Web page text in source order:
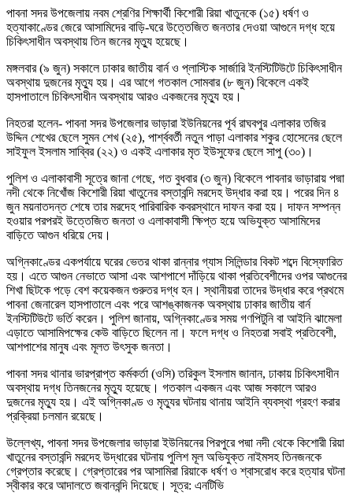
পাবনা সদর উপজেলায় নবম শ্রেণির শিক্ষার্থী কিশোরী রিয়া খাতুনকে (১৫) ধর্ষণ ও
হত্যাকাণ্ডের জেরে আসামিদের বাড়ি-ঘরে উত্তেজিত জনতার দেওয়া আগুনে দগ্ধ হয়ে
চিকিৎসাধীন অবস্থায় তিন জনের মৃত্যু হয়েছে।
মঙ্গলবার (৯ জুন) সকালে ঢাকার জাতীয় বার্ন ও প্লাস্টিক সার্জারি ইনস্টিটিউটে চিকিৎসাধীন
অবস্থায় দুজনের মৃত্যু হয়। এর আগে গতকাল সোমবার (৮ জুন) বিকেলে একই
হাসপাতালে চিকিৎসাধীন অবস্থায় আরও একজনের মৃত্যু হয়।
নিহতরা হলেন- পাবনা সদর উপজেলার ভাড়ারা ইউনিয়নের পূর্ব রাঘবপুর এলাকার তজির
উদ্দিন শেখের ছেলে সুমন শেখ (২৫), পার্শ্ববর্তী নতুন পাড়া এলাকার শকুর হোসেনের ছেলে
সাইফুল ইসলাম সাব্বির (২২) ও একই এলাকার মৃত ইউসুফের ছেলে সাপু (৩০)।
পুলিশ ও এলাকাবাসী সূত্রে জানা গেছে, গত বুধবার (৩ জুন) বিকেলে পাবনার ভাড়ারায় পদ্মা
নদী থেকে নিখোঁজ কিশোরী রিয়া খাতুনের বস্তাবন্দি মরদেহ উদ্ধার করা হয়। পরের দিন ৪
জুন ময়নাতদন্ত শেষে তার মরদেহ পারিবারিক কবরস্থানে দাফন করা হয়। দাফন সম্পন্ন
হওয়ার পরপরই উত্তেজিত জনতা ও এলাকাবাসী ক্ষিপ্ত হয়ে অভিযুক্ত আসামিদের
বাড়িতে আগুন ধরিয়ে দেয়।
অগ্নিকাণ্ডের একপর্যায়ে ঘরের ভেতর থাকা রান্নার গ্যাস সিলিন্ডার বিকট শব্দে বিস্ফোরিত
হয়। এতে আগুন নেভাতে আসা এবং আশপাশে দাঁড়িয়ে থাকা প্রতিবেশীদের ওপর আগুনের
শিখা ছিটকে পড়ে বেশ কয়েকজন গুরুতর দগ্ধ হন। স্থানীয়রা তাদের উদ্ধার করে প্রথমে
পাবনা জেনারেল হাসপাতালে এবং পরে আশঙ্কাজনক অবস্থায় ঢাকার জাতীয় বার্ন
ইনস্টিটিউটে ভর্তি করেন। পুলিশ জানায়, অগ্নিকাণ্ডের সময় গণপিটুনি বা আইনি ঝামেলা
এড়াতে আসামিপক্ষের কেউ বাড়িতে ছিলেন না। ফলে দগ্ধ ও নিহতরা সবাই প্রতিবেশী,
আশপাশের মানুষ এবং মূলত উৎসুক জনতা।
পাবনা সদর থানার ভারপ্রাপ্ত কর্মকর্তা (ওসি) তরিকুল ইসলাম জানান, ঢাকায় চিকিৎসাধীন
অবস্থায় দগ্ধ তিনজনের মৃত্যু হয়েছে। গতকাল একজন এবং আজ সকালে আরও
দুজনের মৃত্যু হয়। এই অগ্নিকাণ্ড ও মৃত্যুর ঘটনায় থানায় আইনি ব্যবস্থা গ্রহণ করার
প্রক্রিয়া চলমান রয়েছে।
উল্লেখ্য, পাবনা সদর উপজেলার ভাড়ারা ইউনিয়নের পিরপুরে পদ্মা নদী থেকে কিশোরী রিয়া
খাতুনের বস্তাবন্দি মরদেহ উদ্ধারের ঘটনায় পুলিশ মূল অভিযুক্ত নাইমসহ তিনজনকে
গ্রেপ্তার করেছে। গ্রেপ্তারের পর আসামিরা রিয়াকে ধর্ষণ ও শ্বাসরোধ করে হত্যার ঘটনা
স্বীকার করে আদালতে জবানবন্দি দিয়েছে। সূত্র: এনটিভি